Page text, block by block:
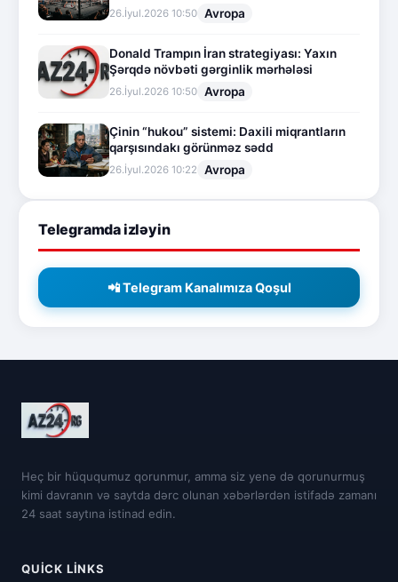
26.İyul.2026 10:50 Avropa
Donald Trampın İran strategiyası: Yaxın
Şərqdə növbəti gərginlik mərhələsi
26.İyul.2026 10:50 Avropa
Çinin “hukou” sistemi: Daxili miqrantların
qarşısındakı görünməz sədd
26.İyul.2026 10:22 Avropa
Telegramda izləyin
📲 Telegram Kanalımıza Qoşul
Heç bir hüququmuz qorunmur, amma siz yenə də qorunurmuş
kimi davranın və saytda dərc olunan xəbərlərdən istifadə zamanı
24 saat saytına istinad edin.
QUICK LINKS